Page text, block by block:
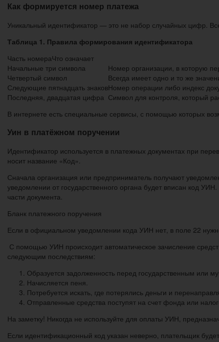
Как формируется номер платежа
Уникальный идентификатор — это не набор случайных цифр.
Таблица 1. Правила формирования идентификатора
Часть номераЧто означает
Начальные три символа
Номер организации, в которую
Четвертый символ
Всегда имеет одно и то же
Следующие пятнадцать знаковНомер операции либо индекс
Последняя, двадцатая цифра Символ для контроля, который
В интернете есть специальные сервисы, с помощью которых
Уин в платёжном поручении
Идентификатор используется в платежных документах при
носит название «Код».
Сначала организация или предприниматель получают
уведомлении от государственного органа будет вписан код
части документа.
Бланк платежного поручения
Если в официальном уведомлении кода УИН нет, в поле 22
С помощью УИН происходит автоматическое зачисление
следующим последствиям:
Образуется задолженность перед государственным или
Начисляется пеня.
Потребуется искать, где потерялись деньги и
Отправленные средства поступят на счет фонда или
На заметку! Никогда не используйте для оплаты УИН,
Если идентификационный код указан неверно, плательщик